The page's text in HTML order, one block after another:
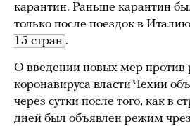
карантин. Раньше карантин
только после поездок в
15 стран .
О введении новых мер против
коронавируса власти Чехии
через сутки после того, как в
дней был объявлен режим